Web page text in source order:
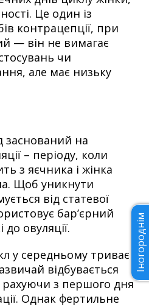
Це один із
контрацепції, при
— він не вимагає
чи
але має низьку
заснований на
– періоду, коли
з яєчника і жінка
Щоб уникнути
від статевої
бар’єрний
до овуляції.
у середньому триває
відбувається
рахуючи з першого дня
Однак фертильне
Іногороднім